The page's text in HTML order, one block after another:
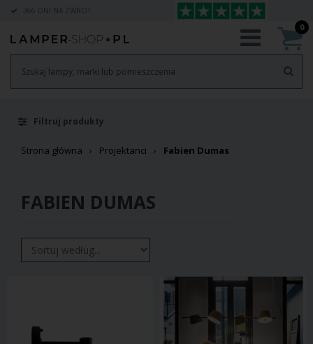
366 DNI NA ZWROT
0
Filtruj produkty
Strona główna Projektanci Fabien Dumas
FABIEN DUMAS